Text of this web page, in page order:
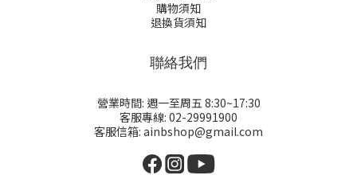
購物須知
退換貨須知
聯絡我們
營業時間: 週一至周五 8:30~17:30
客服專線: 02-29991900
客服信箱: ainbshop@gmail.com